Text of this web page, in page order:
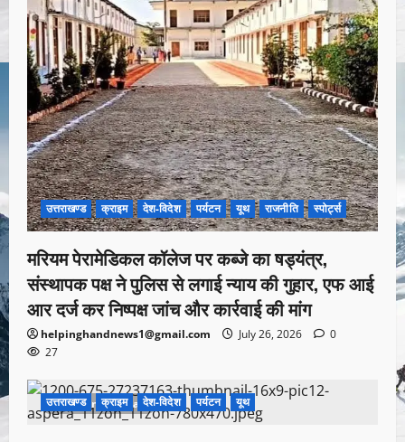
उत्तराखण्ड क्राइम देश-विदेश पर्यटन यूथ राजनीति स्पोर्ट्स
मरियम पेरामेडिकल कॉलेज पर कब्जे का षड्यंत्र,
संस्थापक पक्ष ने पुलिस से लगाई न्याय की गुहार, एफ आई
आर दर्ज कर निष्पक्ष जांच और कार्रवाई की मांग
helpinghandnews1@gmail.com July 26, 2026
0
27
1 minute read
उत्तराखण्ड क्राइम देश-विदेश पर्यटन यूथ